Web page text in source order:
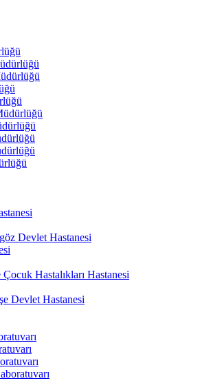
Devlet Hastanesi
Hastalıkları Hastanesi
Devlet Hastanesi